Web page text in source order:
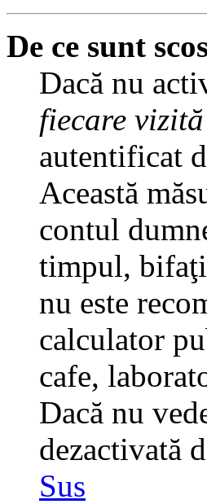
De ce sunt
Dacă nu
fiecare vizită
autentificat
Această
contul
timpul, bifaţi
nu este
calculator
cafe,
Dacă nu
dezactivată
Sus